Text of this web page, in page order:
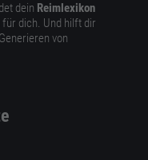
dein Reimlexikon
für dich. Und hilft dir
von